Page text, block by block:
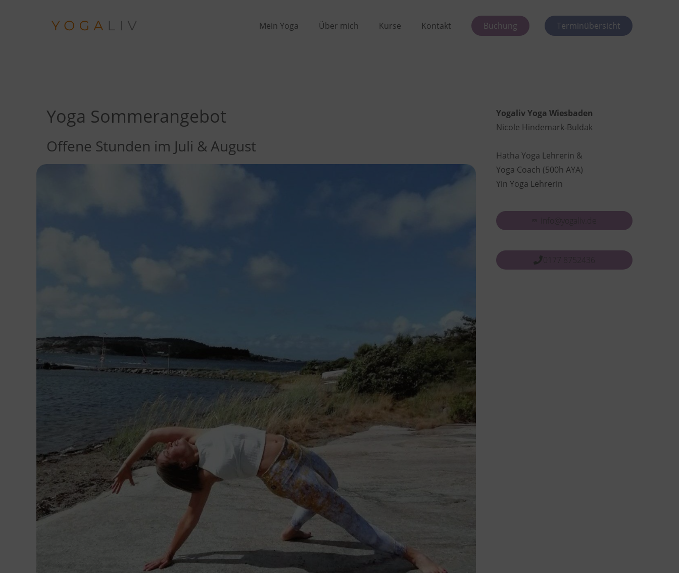
Mein Yoga Über mich Kurse Kontakt Buchung Terminübersicht
Yoga Sommerangebot
Offene Stunden im Juli & August
Yogaliv Yoga Wiesbaden
Nicole Hindemark-Buldak
Hatha Yoga Lehrerin &
Yoga Coach (500h AYA)
Yin Yoga Lehrerin